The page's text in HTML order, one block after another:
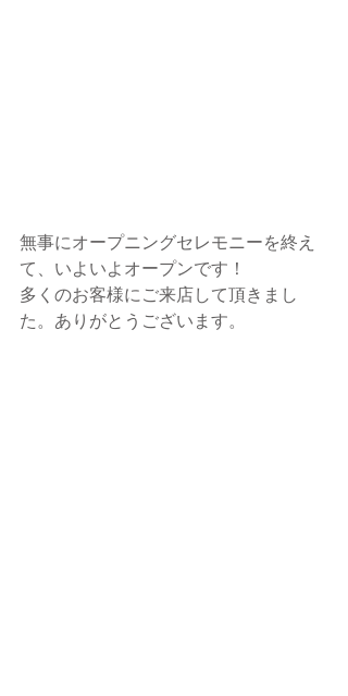
無事にオープニングセレモニーを終え
て、いよいよオープンです！
多くのお客様にご来店して頂きまし
た。ありがとうございます。